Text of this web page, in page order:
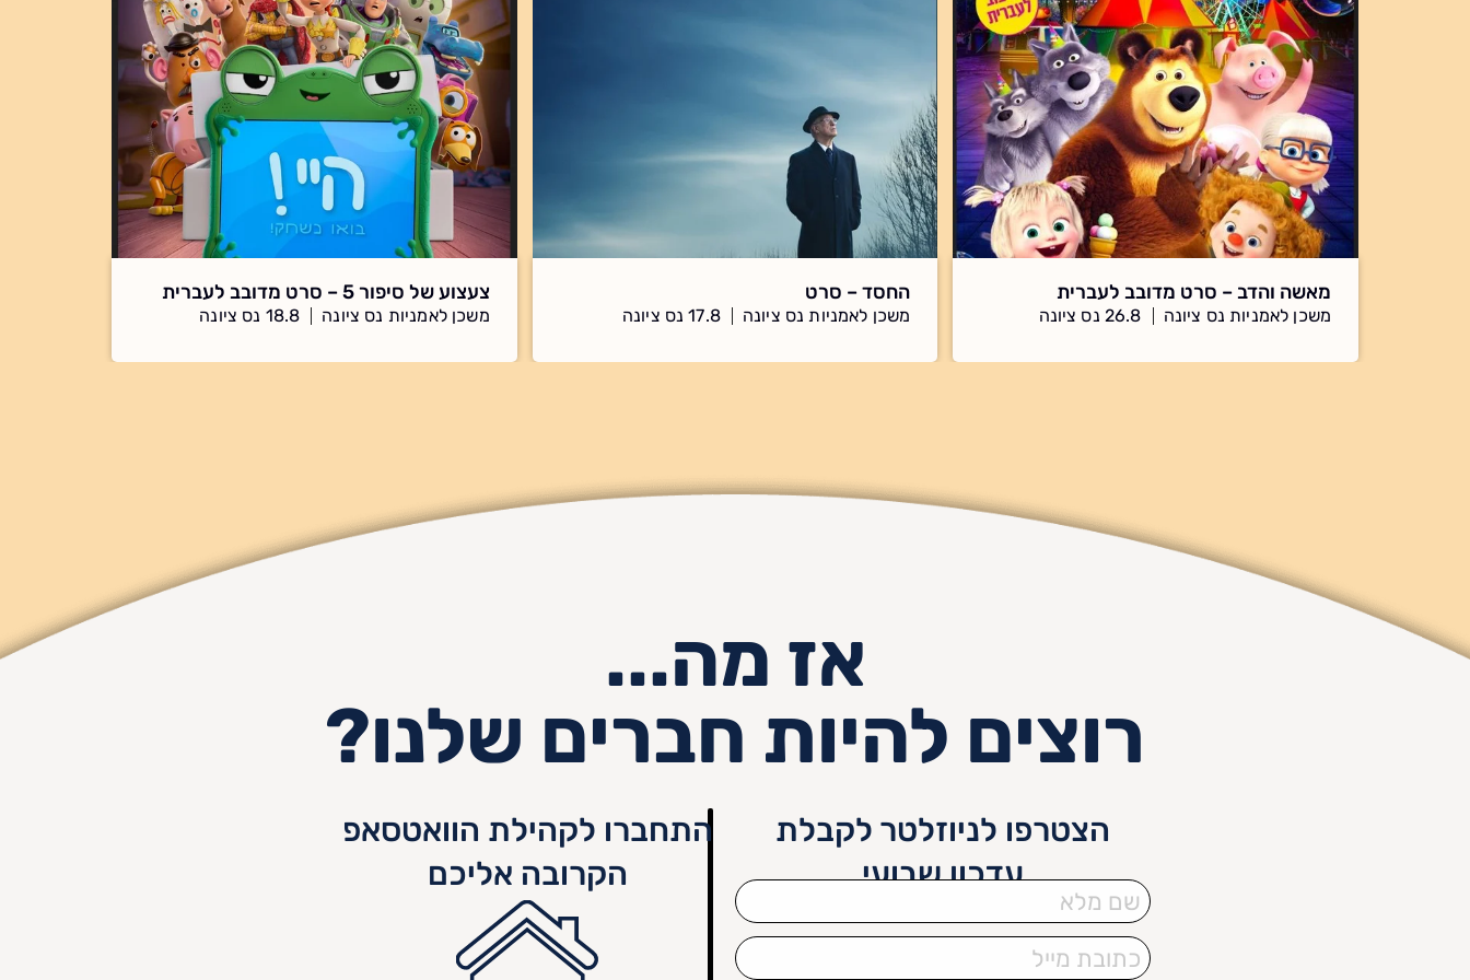
מאשה והדב – סרט מדובב לעברית
משכן לאמניות נס ציונה 26.8 נס ציונה
החסד – סרט
משכן לאמניות נס ציונה 17.8 נס ציונה
צעצוע של סיפור 5 – סרט מדובב לעברית
משכן לאמניות נס ציונה 18.8 נס ציונה
אז מה...
רוצים להיות חברים שלנו?
הצטרפו לניוזלטר לקבלת
עדכון שבועי
שם
מלא
כתובת
התחברו לקהילת הוואטסאפ
הקרובה אליכם